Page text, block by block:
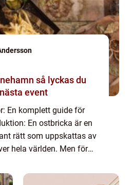
lyckas du
event
En komplett guide för
En ostbricka är en
rätt som uppskattas av
hela världen. Men för
Ostbricka tillbe...